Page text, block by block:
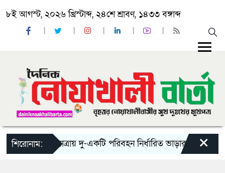
৮ই আগস্ট, ২০২৬ খ্রিস্টাব্দ, ২৪শে শ্রাবণ, ১৪৩৩ বঙ্গাব্দ
শিরোনাম:
‘ঈদ যাত্রায় দু-একটি পরিবহন নির্ধারিত ভাড়ার চেয়েও কম×